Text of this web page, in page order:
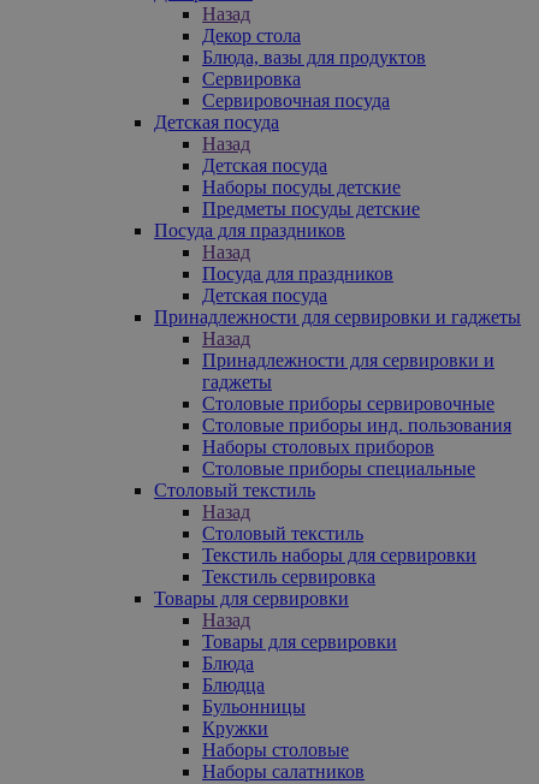
Назад
Декор стола
Блюда, вазы для продуктов
Сервировка
Сервировочная посуда
Детская посуда
Назад
Детская посуда
Наборы посуды детские
Предметы посуды детские
Посуда для праздников
Назад
Посуда для праздников
Детская посуда
Принадлежности для сервировки и гаджеты
Назад
Принадлежности для сервировки и
гаджеты
Столовые приборы сервировочные
Столовые приборы инд. пользования
Наборы столовых приборов
Столовые приборы специальные
Столовый текстиль
Назад
Столовый текстиль
Текстиль наборы для сервировки
Текстиль сервировка
Товары для сервировки
Назад
Товары для сервировки
Блюда
Блюдца
Бульонницы
Кружки
Наборы столовые
Наборы салатников